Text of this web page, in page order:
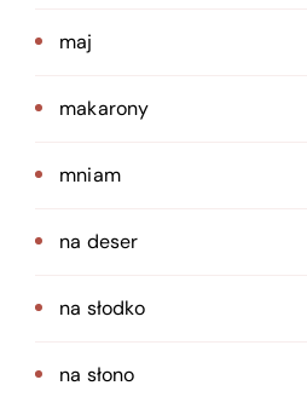
maj
makarony
mniam
na deser
na słodko
na słono